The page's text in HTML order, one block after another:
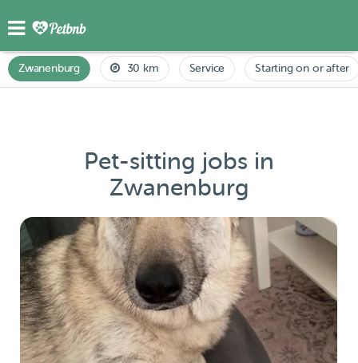
Zwanenburg 30 km Service Starting on or after
Pet-sitting jobs in
Zwanenburg